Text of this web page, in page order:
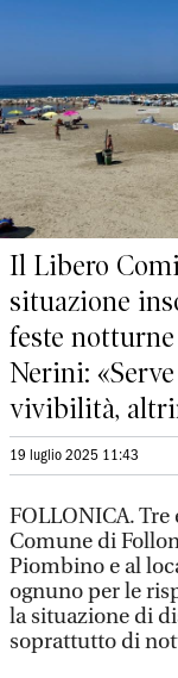
Il Libero
situazione
feste
Nerini:
vivibilità,
19 luglio 2025 11:43
FOLLONICA.
Comune di
Piombino e al
ognuno per le
la situazione di
soprattutto di